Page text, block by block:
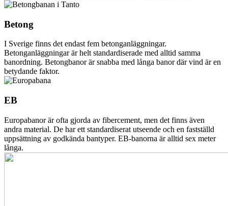
Betong
I Sverige finns det endast fem betonganläggningar.
Betonganläggningar är helt standardiserade med alltid samma
banordning. Betongbanor är snabba med långa banor där vind är en
betydande faktor.
EB
Europabanor är ofta gjorda av fibercement, men det finns även
andra material. De har ett standardiserat utseende och en fastställd
uppsättning av godkända bantyper. EB-banorna är alltid sex meter
långa.